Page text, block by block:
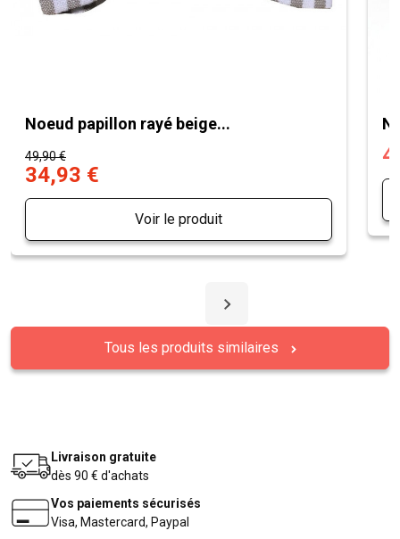
Noeud papillon rayé beige...
49,90 €
34,93 €
Voir le produit
Tous les produits similaires
Livraison gratuite
dès 90 € d'achats
Vos paiements sécurisés
Visa, Mastercard, Paypal